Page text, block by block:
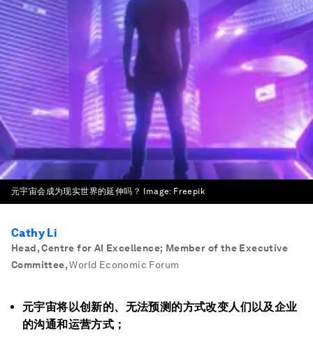
元宇宙会成为现实世界的延伸吗？ Image: Freepik
Cathy Li
Head, Centre for AI Excellence; Member of the Executive
Committee, World Economic Forum
元宇宙将以创新的、无法预测的方式改变人们以及企业
的沟通和运营方式；